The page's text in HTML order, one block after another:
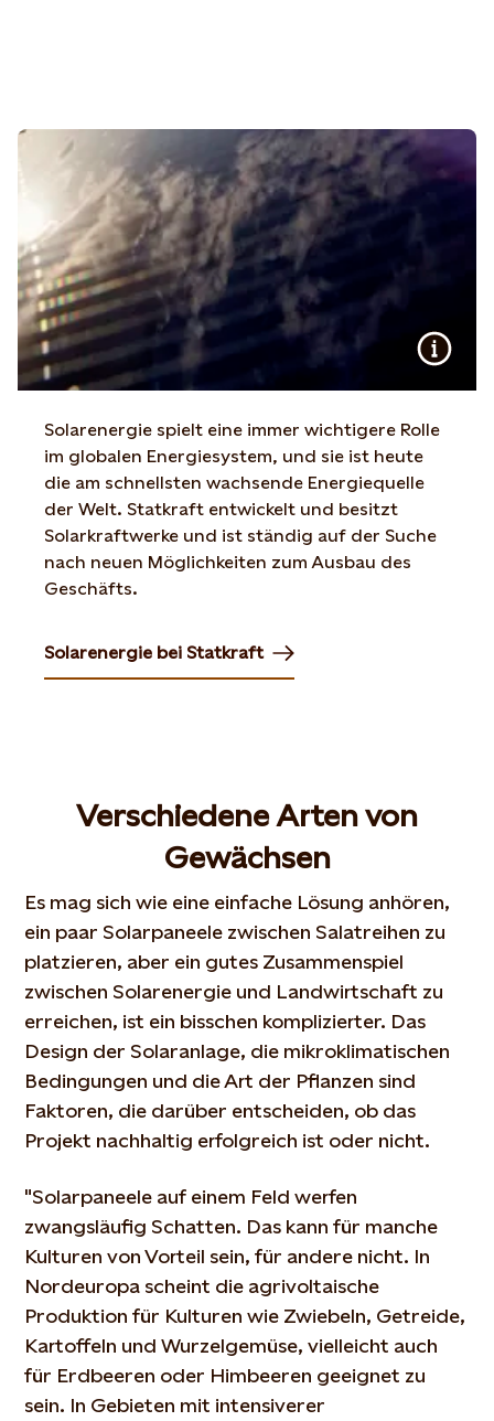
Solarenergie spielt eine immer wichtigere Rolle
im globalen Energiesystem, und sie ist heute
die am schnellsten wachsende Energiequelle
der Welt. Statkraft entwickelt und besitzt
Solarkraftwerke und ist ständig auf der Suche
nach neuen Möglichkeiten zum Ausbau des
Geschäfts.
Solarenergie bei Statkraft
Verschiedene Arten von
Gewächsen
Es mag sich wie eine einfache Lösung anhören,
ein paar Solarpaneele zwischen Salatreihen zu
platzieren, aber ein gutes Zusammenspiel
zwischen Solarenergie und Landwirtschaft zu
erreichen, ist ein bisschen komplizierter. Das
Design der Solaranlage, die mikroklimatischen
Bedingungen und die Art der Pflanzen sind
Faktoren, die darüber entscheiden, ob das
Projekt nachhaltig erfolgreich ist oder nicht.
"Solarpaneele auf einem Feld werfen
zwangsläufig Schatten. Das kann für manche
Kulturen von Vorteil sein, für andere nicht. In
Nordeuropa scheint die agrivoltaische
Produktion für Kulturen wie Zwiebeln, Getreide,
Kartoffeln und Wurzelgemüse, vielleicht auch
für Erdbeeren oder Himbeeren geeignet zu
sein. In Gebieten mit intensiverer